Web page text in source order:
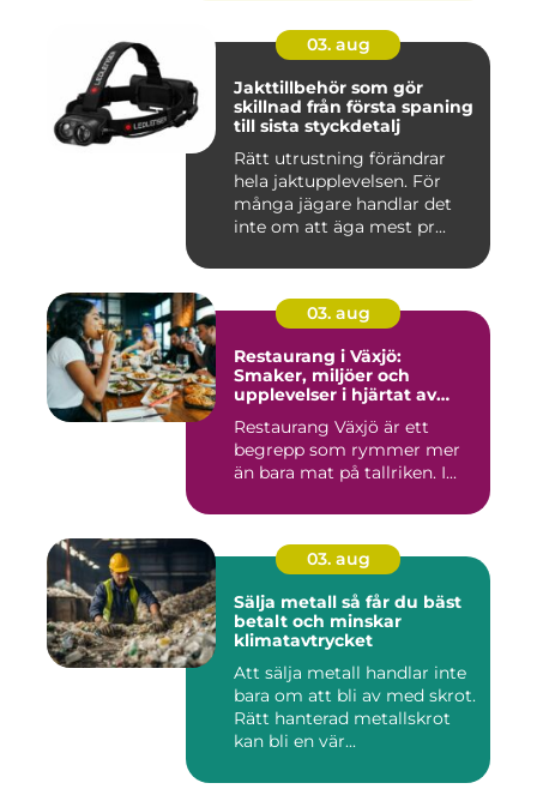
03. aug
Jakttillbehör som gör
skillnad från första spaning
till sista styckdetalj
Rätt utrustning förändrar
hela jaktupplevelsen. För
många jägare handlar det
inte om att äga mest pr...
03. aug
Restaurang i Växjö:
Smaker, miljöer och
upplevelser i hjärtat av
Restaurang Växjö är ett
begrepp som rymmer mer
än bara mat på tallriken. I...
03. aug
Sälja metall så får du bäst
betalt och minskar
klimatavtrycket
Att sälja metall handlar inte
bara om att bli av med skrot.
Rätt hanterad metallskrot
kan bli en vär...